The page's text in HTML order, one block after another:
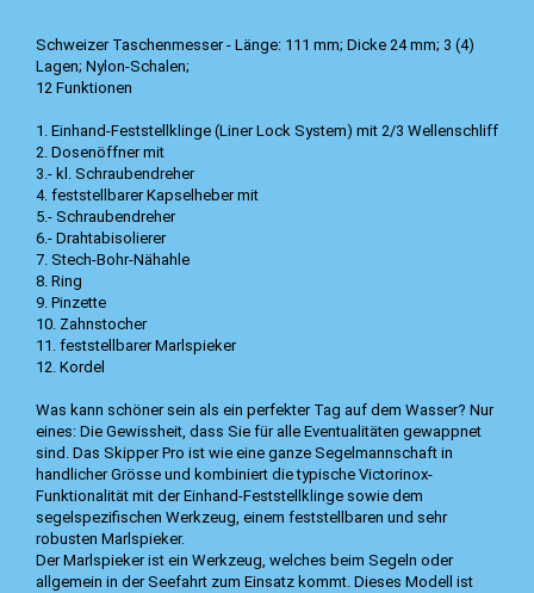
Schweizer Taschenmesser - Länge: 111 mm; Dicke 24 mm; 3 (4)
Lagen; Nylon-Schalen;
12 Funktionen
1. Einhand-Feststellklinge (Liner Lock System) mit 2/3 Wellenschliff
2. Dosenöffner mit
3.- kl. Schraubendreher
4. feststellbarer Kapselheber mit
5.- Schraubendreher
6.- Drahtabisolierer
7. Stech-Bohr-Nähahle
8. Ring
9. Pinzette
10. Zahnstocher
11. feststellbarer Marlspieker
12. Kordel
Was kann schöner sein als ein perfekter Tag auf dem Wasser? Nur
eines: Die Gewissheit, dass Sie für alle Eventualitäten gewappnet
sind. Das Skipper Pro ist wie eine ganze Segelmannschaft in
handlicher Grösse und kombiniert die typische Victorinox-
Funktionalität mit der Einhand-Feststellklinge sowie dem
segelspezifischen Werkzeug, einem feststellbaren und sehr
robusten Marlspieker.
Der Marlspieker ist ein Werkzeug, welches beim Segeln oder
allgemein in der Seefahrt zum Einsatz kommt. Dieses Modell ist